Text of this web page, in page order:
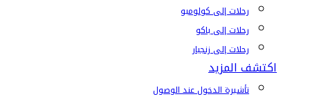
رحلات إلى كولومبو
رحلات إلى باكو
رحلات إلى زنجبار
اكتشف المزيد
تأشيرة الدخول عند الوصول